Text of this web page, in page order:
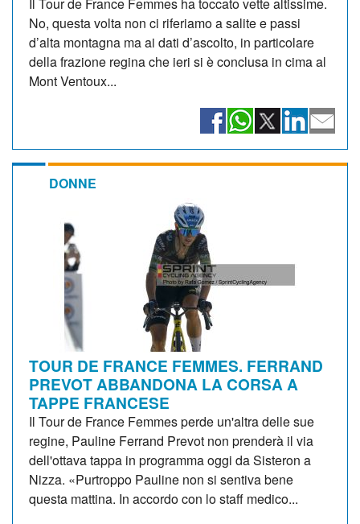
No, questa volta non ci riferiamo a salite e passi
d’alta montagna ma ai dati d’ascolto, in particolare
della frazione regina che ieri si è conclusa in cima al
Mont Ventoux...
DONNE
TOUR DE FRANCE FEMMES. FERRAND
PREVOT ABBANDONA LA CORSA A
TAPPE FRANCESE
Il Tour de France Femmes perde un'altra delle sue
regine, Pauline Ferrand Prevot non prenderà il via
dell'ottava tappa in programma oggi da Sisteron a
Nizza. «Purtroppo Pauline non si sentiva bene
questa mattina. In accordo con lo staff medico...